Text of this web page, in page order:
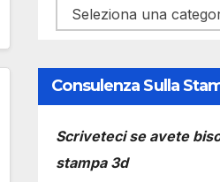
Categorie
Consulenza Sulla
Scriveteci se avete
stampa 3d